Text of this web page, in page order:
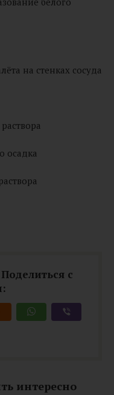
на стенках сосуда
осадка
с
интересно